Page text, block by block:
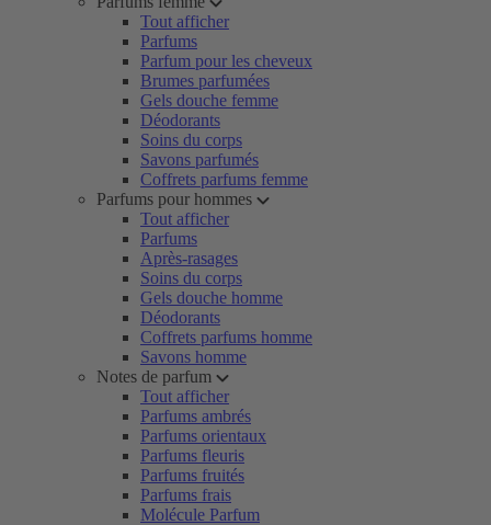
Tout afficher
Parfums
Parfum pour les cheveux
Brumes parfumées
Gels douche femme
Déodorants
Soins du corps
Savons parfumés
Coffrets parfums femme
Parfums pour hommes
Tout afficher
Parfums
Après-rasages
Soins du corps
Gels douche homme
Déodorants
Coffrets parfums homme
Savons homme
Notes de parfum
Tout afficher
Parfums ambrés
Parfums orientaux
Parfums fleuris
Parfums fruités
Parfums frais
Molécule Parfum